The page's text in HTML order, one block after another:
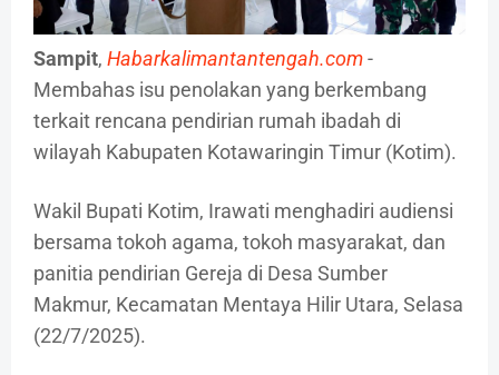
Sampit, Habarkalimantantengah.com-
Membahas isu penolakan yang berkembang
terkait rencana pendirian rumah ibadah di
wilayah Kabupaten Kotawaringin Timur (Kotim).
Wakil Bupati Kotim, Irawati menghadiri audiensi
bersama tokoh agama, tokoh masyarakat, dan
panitia pendirian Gereja di Desa Sumber
Makmur, Kecamatan Mentaya Hilir Utara, Selasa
(22/7/2025).